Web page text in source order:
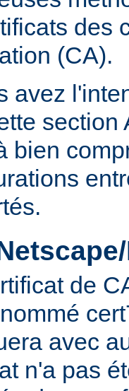
des
(CA).
avez
section
bien
de
avec
n'a pas